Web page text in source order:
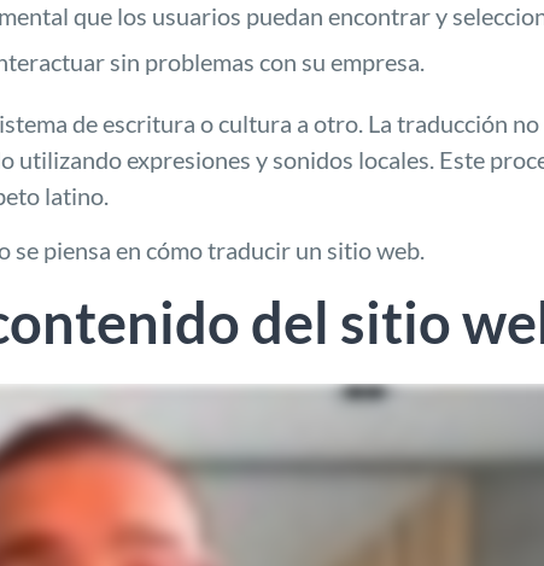
que los usuarios puedan encontrar y
sin problemas con su empresa.
de escritura o cultura a otro. La traducción no
expresiones y sonidos locales. Este
latino.
se piensa en cómotraducir un sitio web.
del sitio